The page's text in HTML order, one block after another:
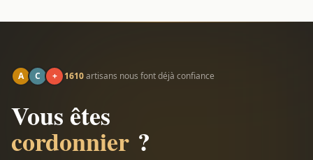
A C + 1610artisans nous font déjà confiance
Vous êtes
cordonnier ?